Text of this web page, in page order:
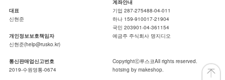
대표
신현준
개인정보보호책임자
신현준(help@rusko.kr)
통신판매업신고번호
2019-수원영통-0674
계좌안내
기업 287-275488-04-011
하나 159-910017-21904
국민 203901-04-361154
예금주 주식회사 명지디오
Copyrightⓒ루스코All rights reserved.
hotsing by makeshop.